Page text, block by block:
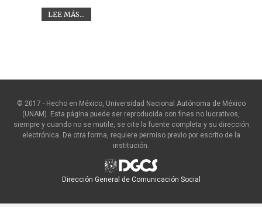
LEE MÁS...
© 2017 - Hecho en México, Universidad Nacional Autónoma de México
(UNAM). Esta página puede ser reproducida con fines no lucrativos,
siempre y cuando no se mutile, se cite la fuente completa y su dirección
electrónica. De otra forma, requiere permiso previo por escrito de la
institución.
Dirección General de Comunicación Social